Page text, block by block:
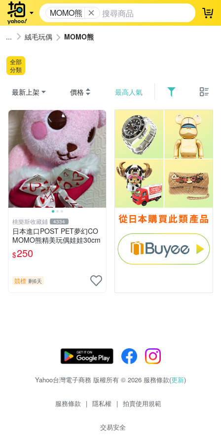
MOMO熊 登
絨毛玩偶 MOMO熊
全部
分類
最新上架 價格 最高人氣
桃樂斯收藏鋪 4334
日本進口POST PET夢幻CO
MOMO熊精美玩偶娃娃30cm
$250
競標 剩6天
Yahoo台灣電子商務 版權所有 © 2026 服務條款(更新)
服務條款 | 隱私權 | 拍賣使用規範
交易安全